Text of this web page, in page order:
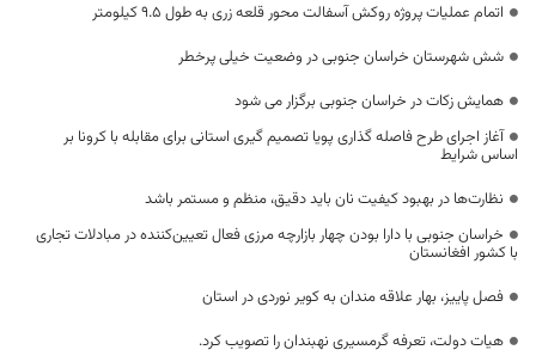
اتمام عملیات پروژه روکش آسفالت محور قلعه زری به طول 9.5 کیلومتر
شش شهرستان خراسان جنوبی در وضعیت خیلی پرخطر
همایش زکات در خراسان جنوبی برگزار می شود
آغاز اجرای طرح فاصله گذاری پویا تصمیم گیری استانی برای مقابله با کرونا بر
اساس شرایط
نظارت‌ها در بهبود کیفیت نان باید دقیق، منظم و مستمر باشد
خراسان جنوبی با دارا بودن چهار بازارچه مرزی فعال تعیین‌کننده در مبادلات تجاری
با کشور افغانستان
فصل پاییز، بهار علاقه مندان به کویر نوردی در استان
هیات دولت، تعرفه گرمسیری نهبندان را تصویب کرد.